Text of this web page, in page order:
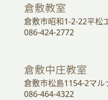
倉敷教室
倉敷市昭和1-2-22平松
086-424-2772
倉敷中庄教室
倉敷市松島1154-2マ
086-464-4322